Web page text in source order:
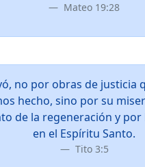
Mateo 19:28
no por obras de justicia
hecho, sino por su
de la regeneración y por
en el Espíritu Santo.
Tito 3:5